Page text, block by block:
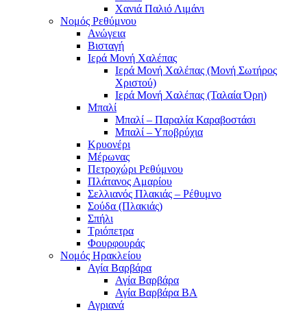
Χανιά Παλιό Λιμάνι
Νομός Ρεθύμνου
Ανώγεια
Βισταγή
Ιερά Μονή Χαλέπας
Ιερά Μονή Χαλέπας (Μονή Σωτήρος
Χριστού)
Ιερά Μονή Χαλέπας (Ταλαία Όρη)
Μπαλί
Μπαλί – Παραλία Καραβοστάσι
Μπαλί – Υποβρύχια
Κρυονέρι
Μέρωνας
Πετροχώρι Ρεθύμνου
Πλάτανος Αμαρίου
Σελλιανός Πλακιάς – Ρέθυμνο
Σούδα (Πλακιάς)
Σπήλι
Τριόπετρα
Φουρφουράς
Νομός Ηρακλείου
Αγία Βαρβάρα
Αγία Βαρβάρα
Αγία Βαρβάρα ΒΑ
Αγριανά